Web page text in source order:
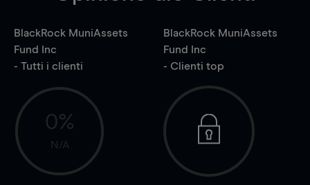
BlackRock MuniAssets
Fund Inc
- Tutti i clienti
0%
N/A
BlackRock MuniAssets
Fund Inc
- Clienti top